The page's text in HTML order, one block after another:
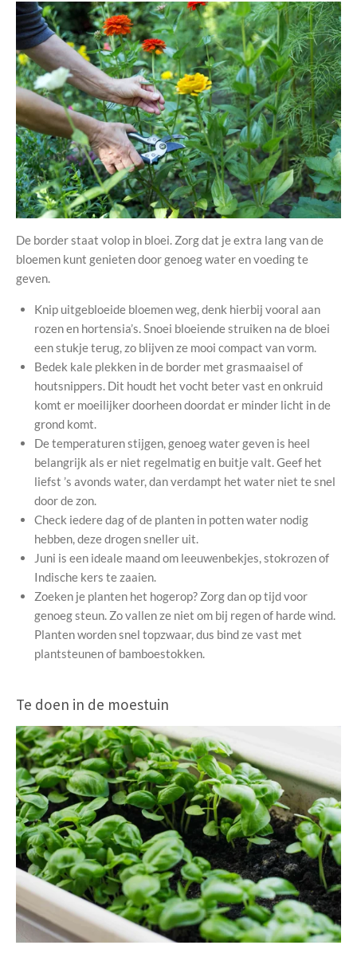
De border staat volop in bloei. Zorg dat je extra lang van de
bloemen kunt genieten door genoeg water en voeding te
geven.
Knip uitgebloeide bloemen weg, denk hierbij vooral aan
rozen en hortensia’s. Snoei bloeiende struiken na de bloei
een stukje terug, zo blijven ze mooi compact van vorm.
Bedek kale plekken in de border met grasmaaisel of
houtsnippers. Dit houdt het vocht beter vast en onkruid
komt er moeilijker doorheen doordat er minder licht in de
grond komt.
De temperaturen stijgen, genoeg water geven is heel
belangrijk als er niet regelmatig en buitje valt. Geef het
liefst ’s avonds water, dan verdampt het water niet te snel
door de zon.
Check iedere dag of de planten in potten water nodig
hebben, deze drogen sneller uit.
Juni is een ideale maand om leeuwenbekjes, stokrozen of
Indische kers te zaaien.
Zoeken je planten het hogerop? Zorg dan op tijd voor
genoeg steun. Zo vallen ze niet om bij regen of harde wind.
Planten worden snel topzwaar, dus bind ze vast met
plantsteunen of bamboestokken.
Te doen in de moestuin